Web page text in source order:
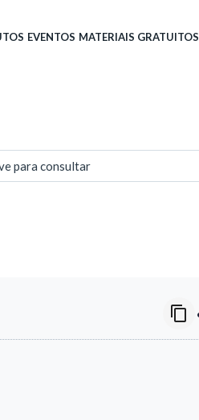
EVENTOS MATERIAIS GRATUITOS
para consultar